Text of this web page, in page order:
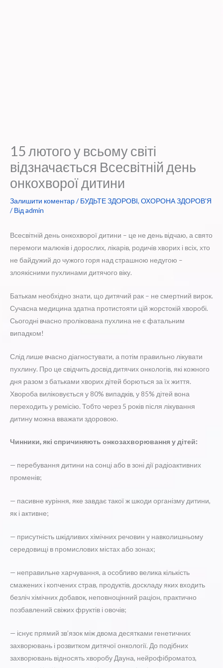
15 лютого у всьому світі
відзначається Всесвітній день
онкохворої дитини
Залишити коментар/ БУДЬТЕ ЗДОРОВІ, ОХОРОНА ЗДОРОВ'Я
/ Відadmin
Всесвітній день онкохворої дитини – це не день відчаю, а свято
перемоги малюків і дорослих, лікарів, родичів хворих і всіх, хто
не байдужий до чужого горя над страшною недугою –
злоякісними пухлинами дитячого віку.
Батькам необхідно знати, що дитячий рак – не смертний вирок.
Сучасна медицина здатна протистояти цій жорстокій хворобі.
Сьогодні вчасно пролікована пухлина не є фатальним
випадком!
Слід лише вчасно діагностувати, а потім правильно лікувати
пухлину. Про це свідчить досвід дитячих онкологів, які кожного
дня разом з батьками хворих дітей борються за їх життя.
Хвороба виліковується у 80% випадків, у 85% дітей вона
переходить у ремісію. Тобто через 5 років після лікування
дитину можна вважати здоровою.
Чинники, які спричиняють онкозахворювання у дітей:
— перебування дитини на сонці або в зоні дії радіоактивних
променів;
— пасивне куріння, яке завдає такої ж шкоди організму дитини,
як і активне;
— присутність шкідливих хімічних речовин у навколишньому
середовищі в промислових містах або зонах;
— неправильне харчування, а особливо велика кількість
смажених і копчених страв, продуктів, доскладу яких входить
безліч хімічних добавок, неповноцінний раціон, практично
позбавлений свіжих фруктів і овочів;
— існує прямий зв’язок між двома десятками генетичних
захворювань і розвитком дитячої онкології. До подібних
захворювань відносять хворобу Дауна, нейрофіброматоз,